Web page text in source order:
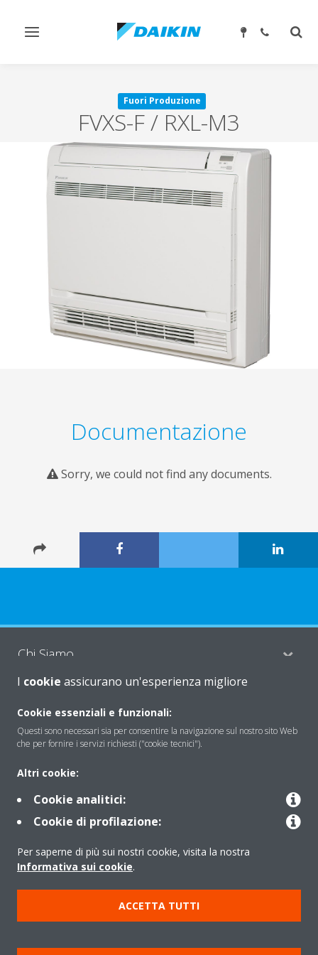
Attiva/disattiva
Fuori Produzione
FVXS-F / RXL-M3
Documentazione
Sorry, we could not find any documents.
Chi Siamo
Soluzioni
Periodo di supporto definito
Gruppo Daikin Europe
Copyright © Daikin
Cookies Policy
Policy sulla protezione dei dati
Termini di Garanzia
Regolamenti Informativa Legale
I cookie assicurano un'esperienza migliore
Cookie essenziali e funzionali:
Questi sono necessari sia per consentire la navigazione sul nostro sito Web
che per fornire i servizi richiesti ("cookie tecnici").
Altri cookie:
Cookie analitici:
Cookie di profilazione:
Per saperne di più sui nostri cookie, visita la nostra
Informativa sui cookie.
ACCETTA TUTTI